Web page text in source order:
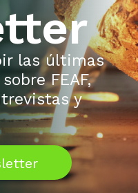
las últimas
FEAF,
y